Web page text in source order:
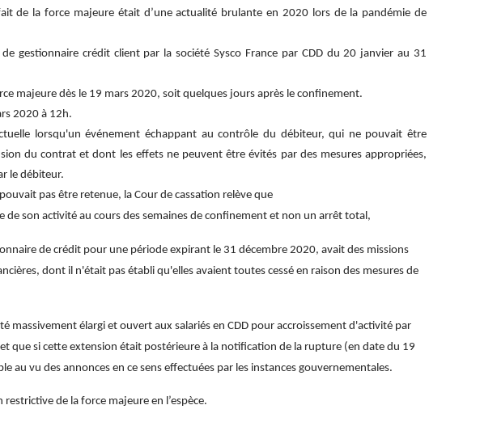
de la force majeure était d’une actualité brulante en 2020 lors de la pandémie de
gestionnaire crédit client par la société Sysco France par CDD du 20 janvier au 31
majeure dès le 19 mars 2020, soit quelques jours après le confinement.
2020 à 12h.
lorsqu'un événement échappant au contrôle du débiteur, qui ne pouvait être
du contrat et dont les effets ne peuvent être évités par des mesures appropriées,
le débiteur.
pas être retenue, la Cour de cassation relève que
de son activité au cours des semaines de confinement et non un arrêt total,
de crédit pour une période expirant le 31 décembre 2020, avait des missions
dont il n'était pas établi qu'elles avaient toutes cessé en raison des mesures de
massivement élargi et ouvert aux salariés en CDD pour accroissement d'activité par
que si cette extension était postérieure à la notification de la rupture (en date du 19
au vu des annonces en ce sens effectuées par les instances gouvernementales.
de la force majeure en l’espèce.